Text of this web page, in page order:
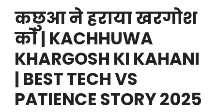
कछुआ ने हराया खरगोश
को | KACHHUWA
KHARGOSH KI KAHANI
| BEST TECH VS
PATIENCE STORY 2025